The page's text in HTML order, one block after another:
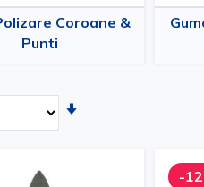
Coroane &
Punti
-